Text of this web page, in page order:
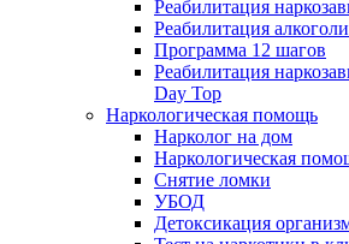
Реабилитация
Реабилитация
Программа 12 шагов
Реабилитация
Day Top
Наркологическая помощь
Нарколог на дом
Наркологическая
Снятие ломки
УБОД
Детоксикация